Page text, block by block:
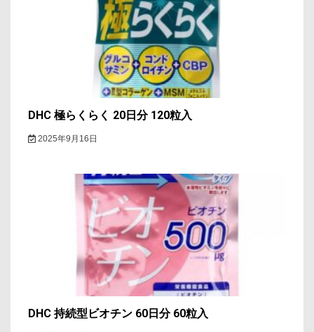
DHC 極らくらく 20日分 120粒入
2025年9月16日
DHC 持続型ビオチン 60日分 60粒入